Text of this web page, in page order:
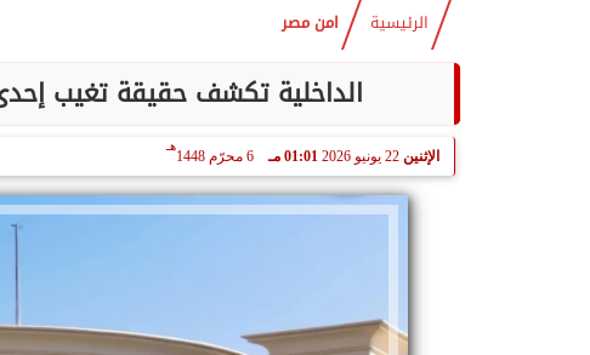
الرئيسية امن مصر
الداخلية تكشف حقيقة تغيب
الإثنين 22 يونيو 2026 01:01 مـ 6 محرّم 1448
هـ